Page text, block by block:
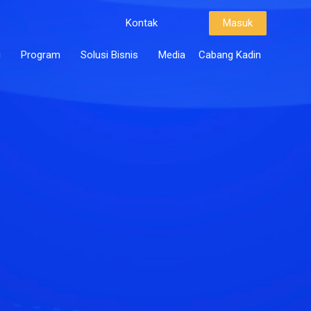
Kontak Masuk
Program Solusi Bisnis Media Cabang Kadin